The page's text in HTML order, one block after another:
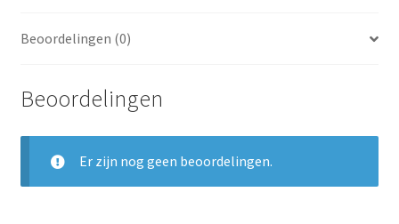
Maaltijden Diepvries
Beoordelingen (0)
Beoordelingen
Er zijn nog geen beoordelingen.